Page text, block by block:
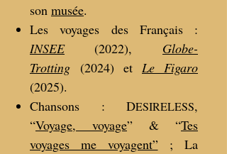
son musée.
Les voyages des Français :
INSEE(2022), Globe-
Trotting (2024) et Le Figaro
(2025).
Chansons : DESIRELESS,
“Voyage, voyage” & “Tes
voyages me voyagent”; La